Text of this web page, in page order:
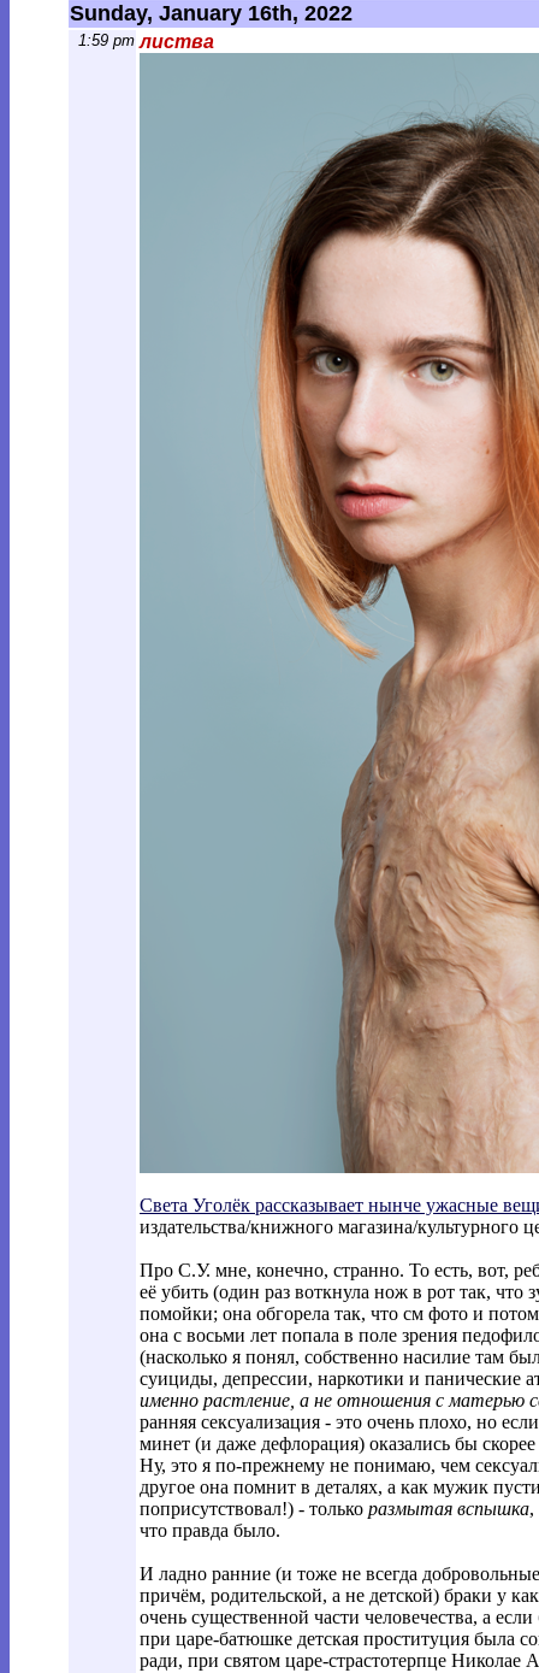
Sunday, January 16th, 2022
1:59 pm листва
Света Уголёк рассказывает нынче ужасные
издательства/книжного магазина/
Про С.У. мне, конечно, странно. То есть, вот,
её убить (один раз воткнула нож в рот так, что
помойки; она обгорела так, что см фото и
она с восьми лет попала в поле зрения
(насколько я понял, собственно насилие там
суициды, депрессии, наркотики и панические
именно растление, а не отношения с матерью
ранняя сексуализация - это очень плохо, но
минет (и даже дефлорация) оказались бы
Ну, это я по-прежнему не понимаю, чем
другое она помнит в деталях, а как мужик
поприсутствовал!) - только размытая вспышка,
что правда было.
И ладно ранние (и тоже не всегда
причём, родительской, а не детской) браки у
очень существенной части человечества, а
при царе-батюшке детская проституция была
ради, при святом царе-страстотерпце Николае